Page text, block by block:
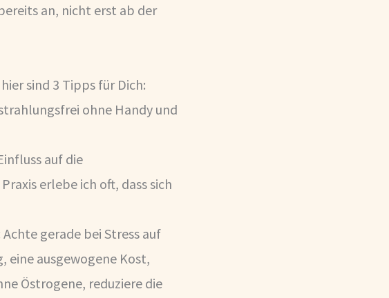
an, nicht erst ab der
sind 3 Tipps für Dich:
ohne Handy und
auf die
erlebe ich oft, dass sich
gerade bei Stress auf
eine ausgewogene Kost,
Östrogene, reduziere die